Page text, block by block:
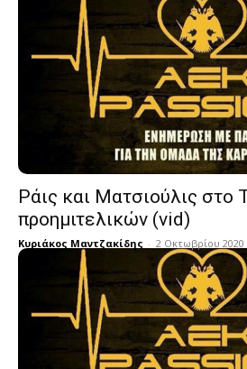
Ράις και Ματσιούλις στο
προημιτελικών (vid)
Κυριάκος Μαντζακίδης - 2 Οκτωβρίου 2020